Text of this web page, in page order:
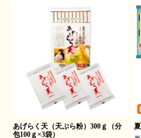
あげらく天（天ぷら粉）300ｇ（分
包100ｇ×3袋）